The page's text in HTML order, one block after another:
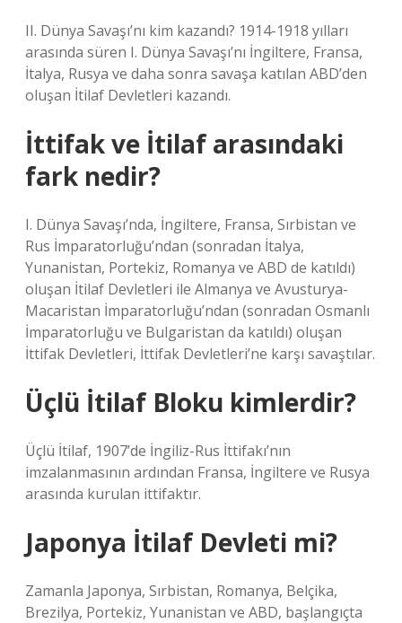
II. Dünya Savaşı’nı kim kazandı? 1914-1918 yılları
arasında süren I. Dünya Savaşı’nı İngiltere, Fransa,
İtalya, Rusya ve daha sonra savaşa katılan ABD’den
oluşan İtilaf Devletleri kazandı.
İttifak ve İtilaf arasındaki
fark nedir?
I. Dünya Savaşı’nda, İngiltere, Fransa, Sırbistan ve
Rus İmparatorluğu’ndan (sonradan İtalya,
Yunanistan, Portekiz, Romanya ve ABD de katıldı)
oluşan İtilaf Devletleri ile Almanya ve Avusturya-
Macaristan İmparatorluğu’ndan (sonradan Osmanlı
İmparatorluğu ve Bulgaristan da katıldı) oluşan
İttifak Devletleri, İttifak Devletleri’ne karşı savaştılar.
Üçlü İtilaf Bloku kimlerdir?
Üçlü İtilaf, 1907’de İngiliz-Rus İttifakı’nın
imzalanmasının ardından Fransa, İngiltere ve Rusya
arasında kurulan ittifaktır.
Japonya İtilaf Devleti mi?
Zamanla Japonya, Sırbistan, Romanya, Belçika,
Brezilya, Portekiz, Yunanistan ve ABD, başlangıçta